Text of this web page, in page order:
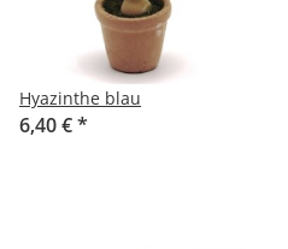
Hyazinthe blau
6,40 €*